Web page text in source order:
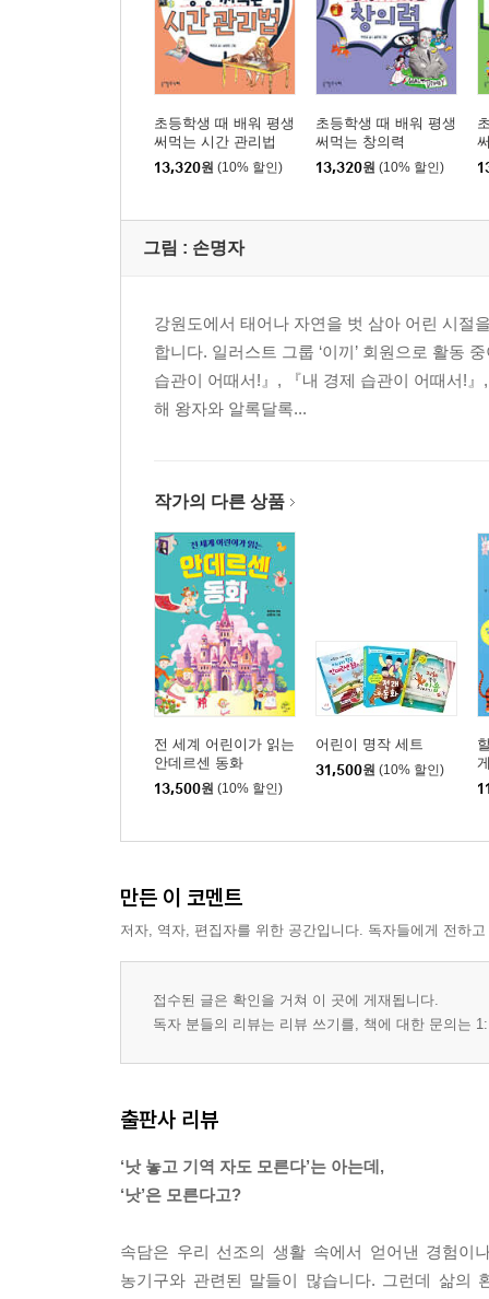
초등학생 때 배워 평생
써먹는 시간 관리법
13,320원 (10% 할인)
초등학생 때 배워 평생
써먹는 창의력
13,320원 (10% 할인)
그림 : 손명자
강원도에서 태어나 자연을 벗 삼아 어린 시절
합니다. 일러스트 그룹 ‘이끼’ 회원으로 활동
습관이 어때서!』, 『내 경제 습관이 어때서!
해 왕자와 알록달록...
작가의 다른 상품
전 세계 어린이가 읽는
안데르센 동화
13,500원 (10% 할인)
어린이 명작 세트
31,500원 (10% 할인)
만든 이 코멘트
저자, 역자, 편집자를 위한 공간입니다. 독자들에게 전하
접수된 글은 확인을 거쳐 이 곳에 게재됩니다.
독자 분들의 리뷰는 리뷰 쓰기를, 책에 대한 문의는
출판사 리뷰
‘낫 놓고 기역 자도 모른다’는 아는데,
‘낫’은 모른다고?
속담은 우리 선조의 생활 속에서 얻어낸 경험이
농기구와 관련된 말들이 많습니다. 그런데 삶의